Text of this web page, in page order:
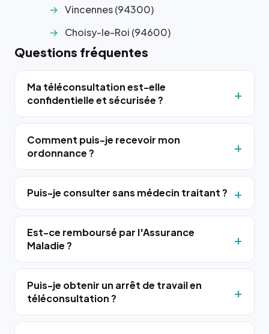
Vincennes (94300)
Choisy-le-Roi (94600)
Questions fréquentes
Ma téléconsultation est-elle
confidentielle et sécurisée ?
Comment puis-je recevoir mon
ordonnance ?
Puis-je consulter sans médecin traitant ?
Est-ce remboursé par l'Assurance
Maladie ?
Puis-je obtenir un arrêt de travail en
téléconsultation ?